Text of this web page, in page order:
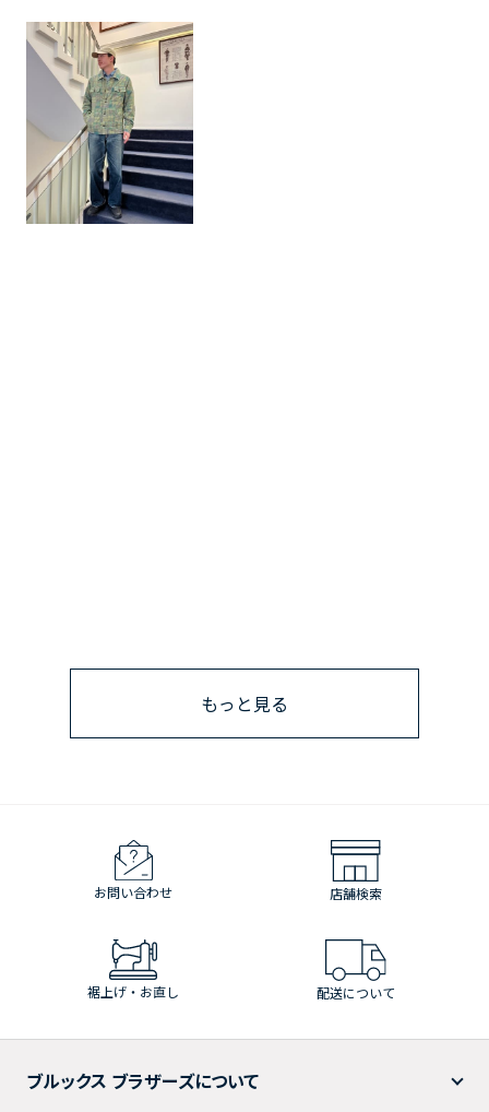
もっと見る
お問い合わせ 店舗検索
裾上げ・お直し 配送について
ブルックス ブラザーズについて